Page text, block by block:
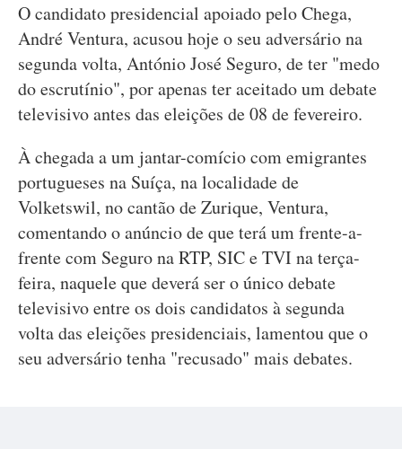
O candidato presidencial apoiado pelo Chega,
André Ventura, acusou hoje o seu adversário na
segunda volta, António José Seguro, de ter "medo
do escrutínio", por apenas ter aceitado um debate
televisivo antes das eleições de 08 de fevereiro.
À chegada a um jantar-comício com emigrantes
portugueses na Suíça, na localidade de
Volketswil, no cantão de Zurique, Ventura,
comentando o anúncio de que terá um frente-a-
frente com Seguro na RTP, SIC e TVI na terça-
feira, naquele que deverá ser o único debate
televisivo entre os dois candidatos à segunda
volta das eleições presidenciais, lamentou que o
seu adversário tenha "recusado" mais debates.